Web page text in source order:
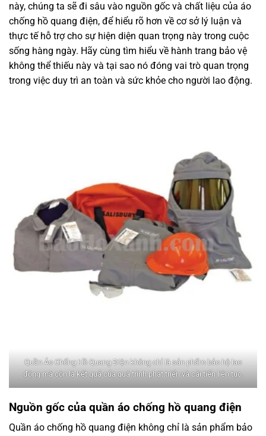
này, chúng ta sẽ đi sâu vào nguồn gốc và chất liệu của áo
chống hồ quang điện, để hiểu rõ hơn về cơ sở lý luận và
thực tế hỗ trợ cho sự hiện diện quan trọng này trong cuộc
sống hàng ngày. Hãy cùng tìm hiểu về hành trang bảo vệ
không thể thiếu này và tại sao nó đóng vai trò quan trọng
trong việc duy trì an toàn và sức khỏe cho người lao động.
Quần Áo Chống Hồ Quang Điện không chỉ là sản phẩm bảo hộ lao
động mà còn là kết quả của quá trình phát triển và cải tiến liên tục.
Nguồn gốc của quần áo chống hồ quang điện
Quần áo chống hồ quang điện không chỉ là sản phẩm bảo